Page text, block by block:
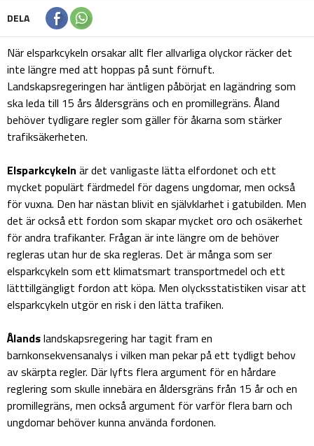
DELA
När elsparkcykeln orsakar allt fler allvarliga olyckor räcker det
inte längre med att hoppas på sunt förnuft.
Landskapsregeringen har äntligen påbörjat en lagändring som
ska leda till 15 års åldersgräns och en promillegräns. Åland
behöver tydligare regler som gäller för åkarna som stärker
trafiksäkerheten.
Elsparkcykeln är det vanligaste lätta elfordonet och ett
mycket populärt färdmedel för dagens ungdomar, men också
för vuxna. Den har nästan blivit en självklarhet i gatubilden. Men
det är också ett fordon som skapar mycket oro och osäkerhet
för andra trafikanter. Frågan är inte längre om de behöver
regleras utan hur de ska regleras. Det är många som ser
elsparkcykeln som ett klimatsmart transportmedel och ett
lätttillgängligt fordon att köpa. Men olycksstatistiken visar att
elsparkcykeln utgör en risk i den lätta trafiken.
Ålandslandskapsregering har tagit fram en
barnkonsekvensanalys i vilken man pekar på ett tydligt behov
av skärpta regler. Där lyfts flera argument för en hårdare
reglering som skulle innebära en åldersgräns från 15 år och en
promillegräns, men också argument för varför flera barn och
ungdomar behöver kunna använda fordonen.